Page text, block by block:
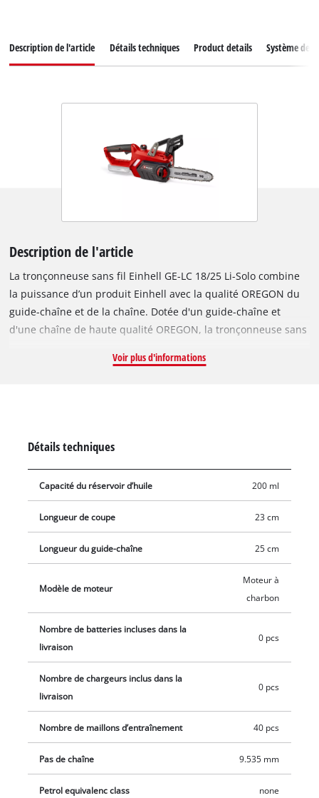
Description de l'article Détails techniques Product details Système de
Description de l'article
La tronçonneuse sans fil Einhell GE-LC 18/25 Li-Solo combine
la puissance d’un produit Einhell avec la qualité OREGON du
guide-chaîne et de la chaîne. Dotée d'un guide-chaîne et
d'une chaîne de haute qualité OREGON, la tronçonneuse sans
idéale pour l'élagage ou l'abattage d'arbres de petite à
chaîne. La butée dentée en métal permet un guidage sûr lors
de tous les travaux ; la poignée ergonomique en revêtement «
softgrip » assure un bon maintien de la tronçonneuse sans fil.
font sans outil. Le réservoir d’huile du graissage automatique
de la chaîne se remplit facilement grâce à sa grande
ouverture. La tronçonneuse sans fil Einhell GE-LC 18/25 Li-Solo
Voir plus d'informations
Détails techniques
Capacité du réservoir d’huile 200 ml
Longueur de coupe 23 cm
Longueur du guide-chaîne 25 cm
Modèle de moteur
Moteur à
charbon
Nombre de batteries incluses dans la
livraison
0 pcs
Nombre de chargeurs inclus dans la
livraison
0 pcs
Nombre de maillons d’entraînement 40 pcs
Pas de chaîne 9.535 mm
Petrol equivalenc class none